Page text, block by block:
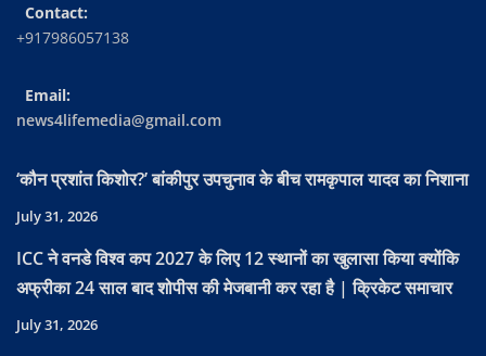
Contact:
+917986057138
Email:
news4lifemedia@gmail.com
‘कौन प्रशांत किशोर?’ बांकीपुर उपचुनाव के बीच रामकृपाल यादव का निशाना
July 31, 2026
ICC ने वनडे विश्व कप 2027 के लिए 12 स्थानों का खुलासा किया क्योंकि
अफ्रीका 24 साल बाद शोपीस की मेजबानी कर रहा है | क्रिकेट समाचार
July 31, 2026